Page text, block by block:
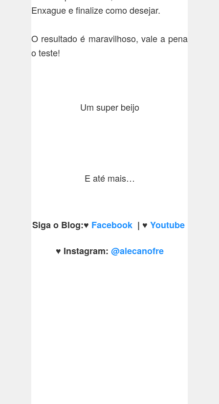
Enxague e finalize como desejar.
O resultado é maravilhoso, vale a pena
o teste!
Um super beijo
E até mais…
Siga o Blog:♥ Facebook | ♥ Youtube
♥ Instagram: @alecanofre